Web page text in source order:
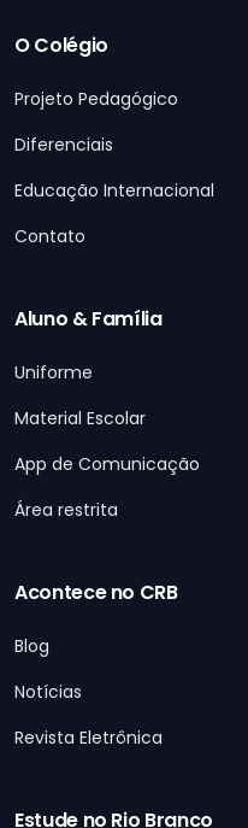
O Colégio
Projeto Pedagógico
Diferenciais
Educação Internacional
Contato
Aluno & Família
Uniforme
Material Escolar
App de Comunicação
Área restrita
Acontece no CRB
Blog
Notícias
Revista Eletrônica
Estude no Rio Branco